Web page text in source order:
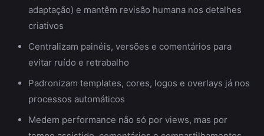
adaptação) e mantêm revisão humana nos detalhes
criativos
Centralizam painéis, versões e comentários para
evitar ruído e retrabalho
Padronizam templates, cores, logos e overlays já nos
processos automáticos
Medem performance não só por views, mas por